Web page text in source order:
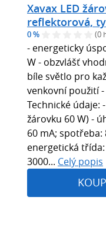
Xavax LED
reflektorová,
0 % (0
- energeticky
W - obzvlášť
bíle světlo pro
venkovní použití
Technické údaje:
žárovku 60 W) -
60 mA; spotřeba:
energetická
3000... Celý popis